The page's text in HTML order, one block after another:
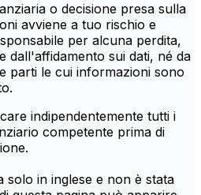
o decisione presa sulla
avviene a tuo rischio e
per alcuna perdita,
dall'affidamento sui dati, né da
parti le cui informazioni sono
indipendentemente tutti i
competente prima di
solo in inglese e non è stata